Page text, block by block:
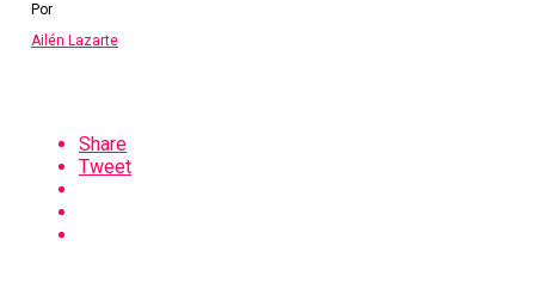
Por
Ailén Lazarte
Share
Tweet